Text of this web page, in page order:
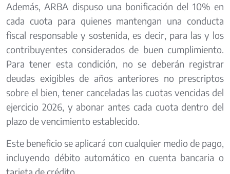
Además, ARBA dispuso una bonificación del 10% en
cada cuota para quienes mantengan una conducta
fiscal responsable y sostenida, es decir, para las y los
contribuyentes considerados de buen cumplimiento.
Para tener esta condición, no se deberán registrar
deudas exigibles de años anteriores no prescriptos
sobre el bien, tener canceladas las cuotas vencidas del
ejercicio 2026, y abonar antes cada cuota dentro del
plazo de vencimiento establecido.
Este beneficio se aplicará con cualquier medio de pago,
incluyendo débito automático en cuenta bancaria o